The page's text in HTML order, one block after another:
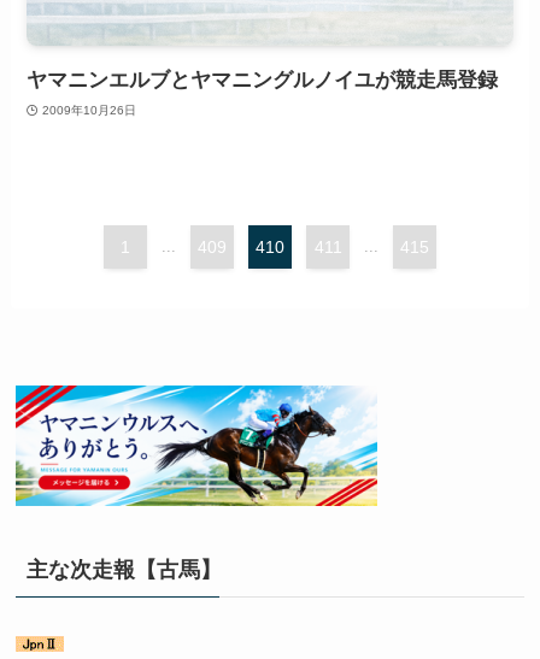
ヤマニンエルブとヤマニングルノイユが競走馬登録
2009年10月26日
1 ... 409 410 411 ... 415
主な次走報【古馬】